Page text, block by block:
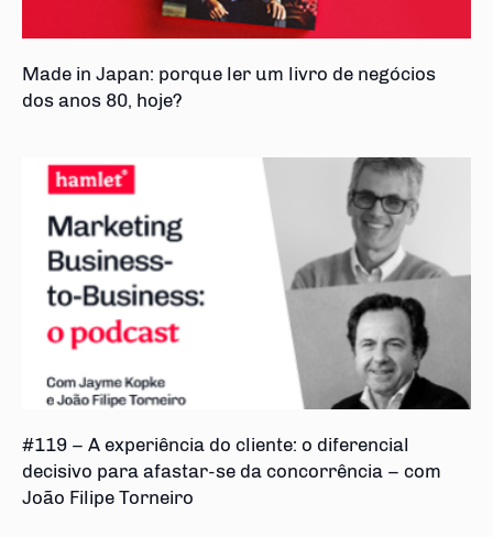
Made in Japan: porque ler um livro de negócios
dos anos 80, hoje?
#119 – A experiência do cliente: o diferencial
decisivo para afastar-se da concorrência – com
João Filipe Torneiro